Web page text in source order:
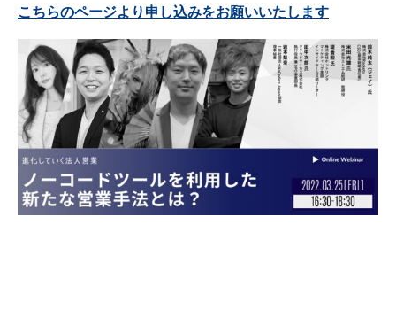
こちらのページより申し込みをお願いいたします